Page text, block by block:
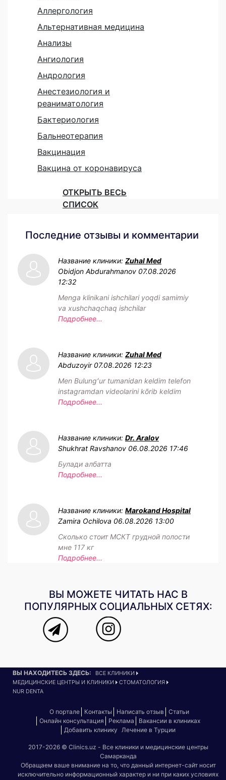
Аллергология
Альтернативная медицина
Анализы
Ангиология
Андрология
Анестезиология и
реаниматология
Бактериология
Бальнеотерапия
Вакцинация
Вакцина от коронавируса
ОТКРЫТЬ ВЕСЬ
СПИСОК
Последние отзывы и комментарии
Название клиники: Zuhal Med
Obidjon Abdurahmanov 07.08.2026
12:32
Menga klinikani ishchilari yoqdi samimiy
va xushchaqchaq ishchilar
Подробнее...
Название клиники: Zuhal Med
Abduzoyir 07.08.2026 12:23
Men Bulungʻur tumanidan keldim telefon
instagramdan videolarini kõrib keldim
Подробнее...
Название клиники: Dr. Aralov
Shukhrat Ravshanov 06.08.2026 17:46
Булади албатта
Подробнее...
Название клиники: Marokand Hospital
Zamira Ochilova 06.08.2026 13:00
Сколько стоит МСКТ грудной полости
мне 117 кг
Подробнее...
ВЫ МОЖЕТЕ ЧИТАТЬ НАС В
ПОПУЛЯРНЫХ СОЦИАЛЬНЫХ СЕТЯХ:
ВЫ НАХОДИТЕСЬ ЗДЕСЬ:
ВСЕ КЛИНИКИ
МЕДИЦИНСКИЕ ЦЕНТРЫ И КЛИНИКИ
СТОМАТОЛОГИЯ
NUR DENTA
О портале Контакты Написать отзыв
Статьи
Онлайн консультация
Реклама
Вакансии в клиниках
Добавить клинику
Лечение в Турции
2017-2026 © Clinics.uz - Все клиники и медицинские центры
Самарканда
Обращаем ваше внимание на то, что данный интернет-сайт носит
исключительно информационный характер и ни при каких условиях